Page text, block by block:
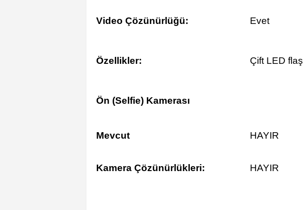
Video Çözünürlüğü: Evet
Özellikler: Çift LED flaş
Ön (Selfie) Kamerası
Mevcut HAYIR
Kamera Çözünürlükleri: HAYIR